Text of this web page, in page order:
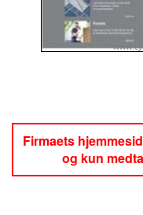
Firmaets
og kun